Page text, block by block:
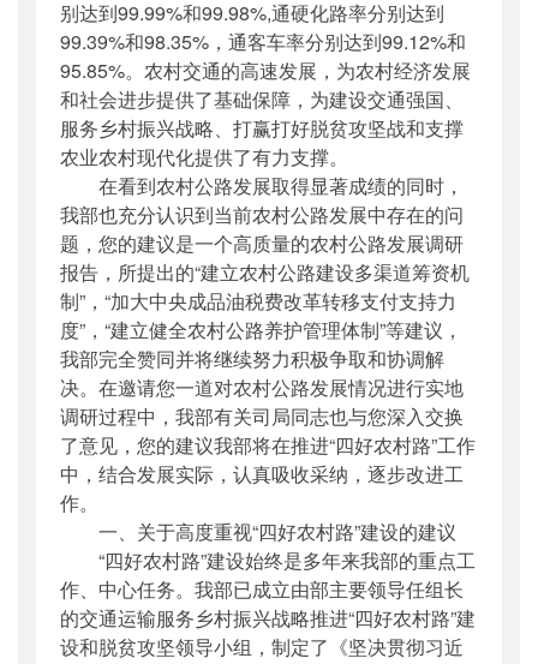
别达到99.99%和99.98%,通硬化路率分别达到
99.39%和98.35%，通客车率分别达到99.12%和
95.85%。农村交通的高速发展，为农村经济发展
和社会进步提供了基础保障，为建设交通强国、
服务乡村振兴战略、打赢打好脱贫攻坚战和支撑
农业农村现代化提供了有力支撑。
在看到农村公路发展取得显著成绩的同时，
我部也充分认识到当前农村公路发展中存在的问
题，您的建议是一个高质量的农村公路发展调研
报告，所提出的“建立农村公路建设多渠道筹资机
制”，“加大中央成品油税费改革转移支付支持力
度”，“建立健全农村公路养护管理体制”等建议，
我部完全赞同并将继续努力积极争取和协调解
决。在邀请您一道对农村公路发展情况进行实地
调研过程中，我部有关司局同志也与您深入交换
了意见，您的建议我部将在推进“四好农村路”工作
中，结合发展实际，认真吸收采纳，逐步改进工
作。
一、关于高度重视“四好农村路”建设的建议
“四好农村路”建设始终是多年来我部的重点工
作、中心任务。我部已成立由部主要领导任组长
的交通运输服务乡村振兴战略推进“四好农村路”建
设和脱贫攻坚领导小组，制定了《坚决贯彻习近